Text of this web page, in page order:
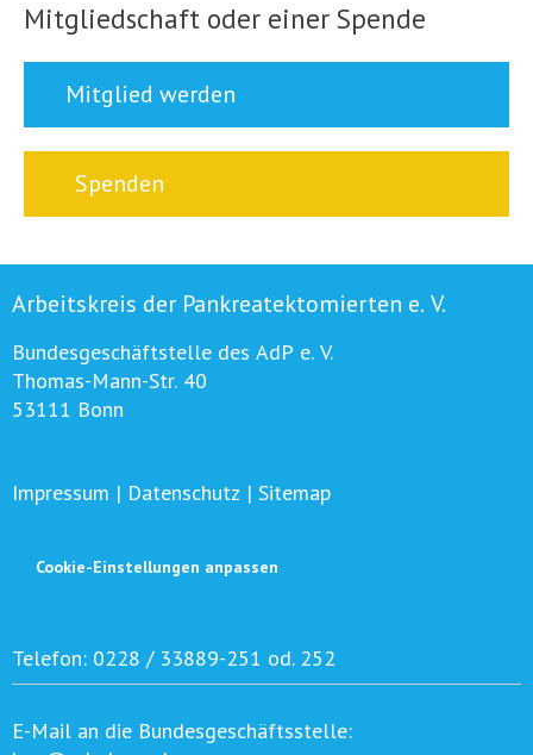
Mitgliedschaft oder einer Spende
Mitglied werden
Spenden
Arbeitskreis der Pankreatektomierten e. V.
Bundesgeschäftstelle des AdP e. V.
Thomas-Mann-Str. 40
53111 Bonn
Impressum | Datenschutz | Sitemap
Cookie-Einstellungen anpassen
Telefon: 0228 / 33889-251 od. 252
E-Mail an die Bundesgeschäftsstelle: